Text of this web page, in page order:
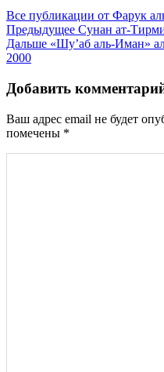
Все публикации от Фарук
Навигация
по
Предыдущее Сунан ат-
Дальше «Шу’аб аль-Иман»
2000
Добавить
Ваш адрес email не будет
помечены *